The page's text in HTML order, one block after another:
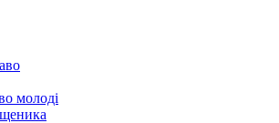
молоді